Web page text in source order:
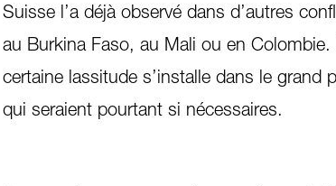
Suisse l’a déjà observé dans d’autres
au Burkina Faso, au Mali ou en
certaine lassitude s’installe dans le
qui seraient pourtant si nécessaires.